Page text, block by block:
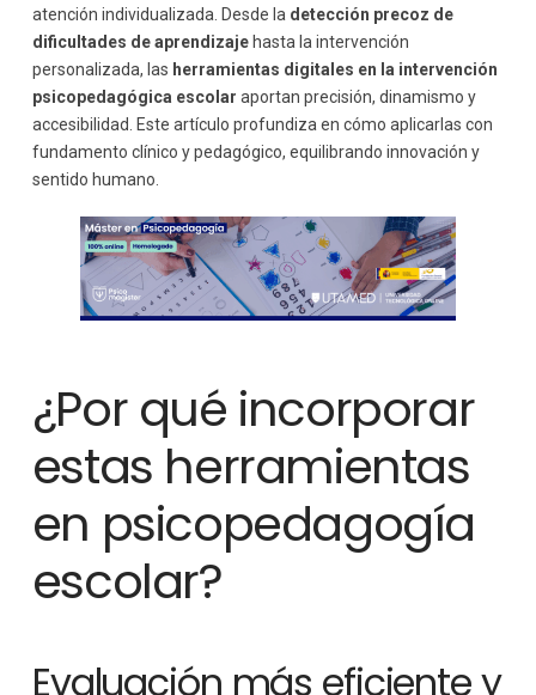
Evaluación inicial con herramientas digitales
Diseño personalizado de la intervención
Aplicación de estrategias de intervención
Seguimiento y evaluación continua
Comunicación y trabajo colaborativo
Cierre y reflexión sobre el proceso
Conclusión: más allá de la tecnología, un mejor
acompañamiento
atención individualizada. Desde la detección precoz de
dificultades de aprendizajehasta la intervención
personalizada, las herramientas digitales en la intervención
psicopedagógica escolar aportan precisión, dinamismo y
accesibilidad. Este artículo profundiza en cómo aplicarlas con
fundamento clínico y pedagógico, equilibrando innovación y
sentido humano.
¿Por qué incorporar
estas herramientas
en psicopedagogía
escolar?
Evaluación más eficiente y